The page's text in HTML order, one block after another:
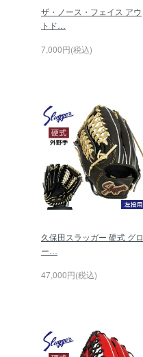
ザ・ノース・フェイス アウ
トド…
7,000円(税込)
久保田スラッガー 硬式 グロ
ー…
47,000円(税込)